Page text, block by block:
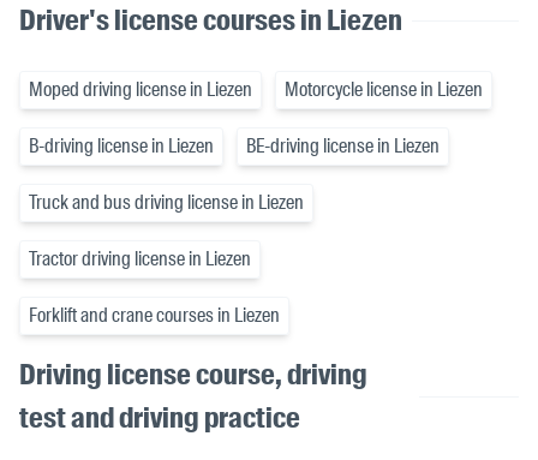
Driver's license courses in Liezen
Moped driving license in Liezen Motorcycle license in Liezen
B-driving license in Liezen BE-driving license in Liezen
Truck and bus driving license in Liezen
Tractor driving license in Liezen
Forklift and crane courses in Liezen
Driving license course, driving
test and driving practice